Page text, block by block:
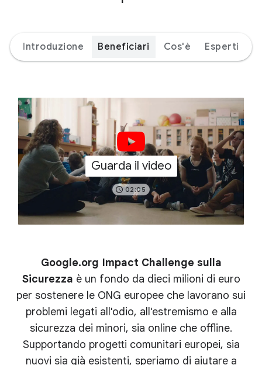
Introduzione Beneficiari Cos'è Esperti
Guarda il video
02:05
Google.org Impact Challenge sulla
Sicurezza è un fondo da dieci milioni di euro
per sostenere le ONG europee che lavorano sui
problemi legati all'odio, all'estremismo e alla
sicurezza dei minori, sia online che offline.
Supportando progetti comunitari europei, sia
nuovi sia già esistenti, speriamo di aiutare a